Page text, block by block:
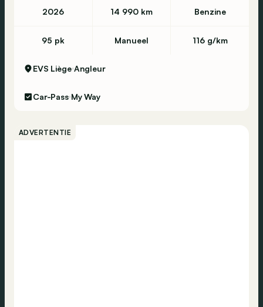
2026 14 990 km Benzine
95 pk Manueel 116 g/km
EVS Liège Angleur
Car-Pass My Way
ADVERTENTIE